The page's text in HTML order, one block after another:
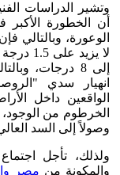
وتشير الدراسات
أن الخطورة
الوعورة، وبالتالي
لا
إلى 8 درجات،
انهيار سدي
الواقعين داخل
الخرطوم من
وصولاً إلى السد
ولذلك، تأجل اجتماع
والمكونة من مصر